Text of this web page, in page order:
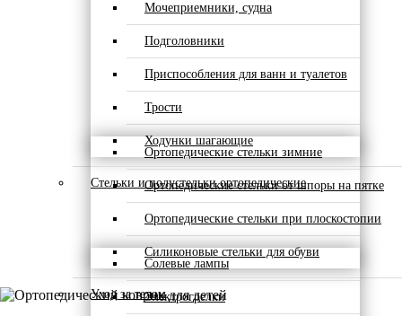
Мочеприемники, судна
Подголовники
Приспособления для ванн и туалетов
Трости
Ходунки шагающие
Стельки и полустельки ортопедические
Ортопедические стельки зимние
Ортопедические стельки от шпоры на пятке
Ортопедические стельки при плоскостопии
Силиконовые стельки для обуви
Уход за телом
Солевые лампы
Электрогрелки